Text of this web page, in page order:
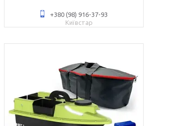
+380 (98) 916-37-93
Київстар